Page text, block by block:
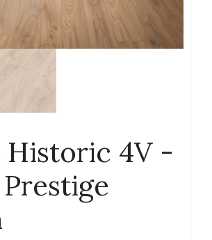
Historic 4V -